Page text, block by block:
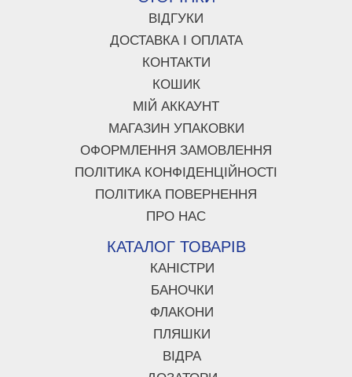
ВІДГУКИ
ДОСТАВКА І ОПЛАТА
КОНТАКТИ
КОШИК
МІЙ АККАУНТ
МАГАЗИН УПАКОВКИ
ОФОРМЛЕННЯ ЗАМОВЛЕННЯ
ПОЛІТИКА КОНФІДЕНЦІЙНОСТІ
ПОЛІТИКА ПОВЕРНЕННЯ
ПРО НАС
КАТАЛОГ ТОВАРІВ
КАНІСТРИ
БАНОЧКИ
ФЛАКОНИ
ПЛЯШКИ
ВІДРА